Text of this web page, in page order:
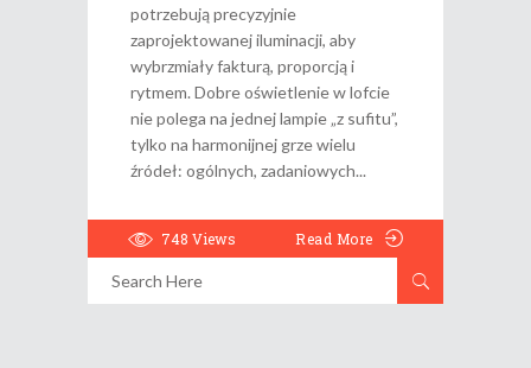
potrzebują precyzyjnie
zaprojektowanej iluminacji, aby
wybrzmiały fakturą, proporcją i
rytmem. Dobre oświetlenie w lofcie
nie polega na jednej lampie „z sufitu”,
tylko na harmonijnej grze wielu
źródeł: ogólnych, zadaniowych
748 Views Read More